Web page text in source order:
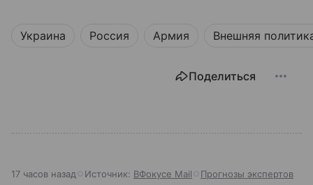
Украина Россия Армия Внешняя
Поделиться
17 часов назад Источник: ВФокусе Mail Прогнозы экспертов